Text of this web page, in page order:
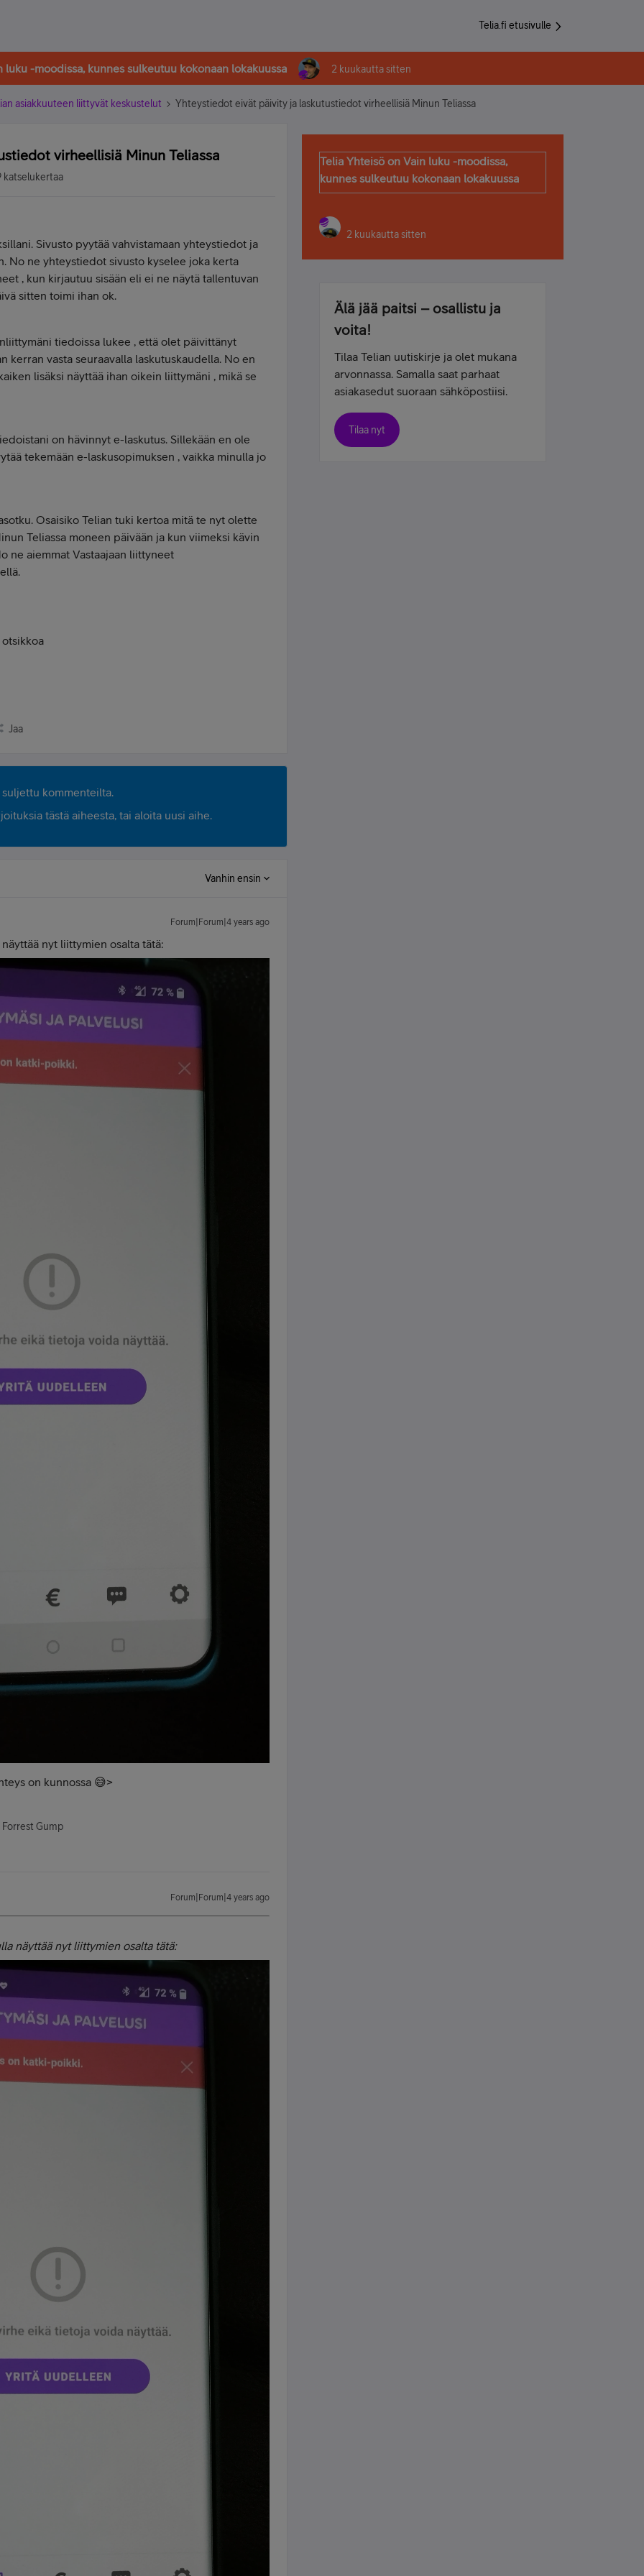
Telia.fi etusivulle
luku -moodissa, kunnes sulkeutuu kokonaan lokakuussa 2 kuukautta sitten
asiakkuuteen liittyvät keskustelut Yhteystiedot eivät päivity ja laskutustiedot virheellisiä Minun Teliassa
virheellisiä Minun Teliassa
katselukertaa
Sivusto pyytää vahvistamaan yhteystiedot ja
No ne yhteystiedot sivusto kyselee joka kerta
, kun kirjautuu sisään eli ei ne näytä tallentuvan
sitten toimi ihan ok.
tiedoissa lukee , että olet päivittänyt
kerran vasta seuraavalla laskutuskaudella. No en
lisäksi näyttää ihan oikein liittymäni , mikä se
on hävinnyt e-laskutus. Sillekään en ole
tekemään e-laskusopimuksen , vaikka minulla jo
Osaisiko Telian tuki kertoa mitä te nyt olette
Teliassa moneen päivään ja kun viimeksi kävin
ne aiemmat Vastaajaan liittyneet
Jaa
suljettu kommenteilta.
tästä aiheesta, tai aloita uusi aihe.
Vanhin ensin
Forum|Forum|4 years ago
nyt liittymien osalta tätä:
on kunnossa 😅>
Gump
Forum|Forum|4 years ago
näyttää nyt liittymien osalta tätä:
Telia Yhteisö on Vain luku -moodissa,
kunnes sulkeutuu kokonaan lokakuussa
2 kuukautta sitten
Älä jää paitsi – osallistu ja
voita!
Tilaa Telian uutiskirje ja olet mukana
arvonnassa. Samalla saat parhaat
asiakasedut suoraan sähköpostiisi.
Tilaa nyt